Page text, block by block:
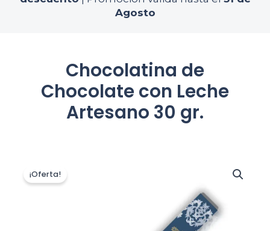
Agosto
Chocolatina de
Chocolate con Leche
Artesano 30 gr.
¡Oferta!precio
original
Chocolate